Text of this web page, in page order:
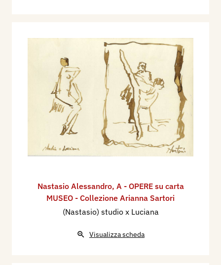
Nastasio Alessandro, A - OPERE su carta
MUSEO - Collezione Arianna Sartori
(Nastasio) studio x Luciana
Visualizza scheda